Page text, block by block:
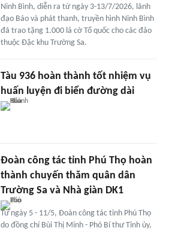
Ninh Bình, diễn ra từ ngày 3-13/7/2026, lãnh
đạo Báo và phát thanh, truyền hình Ninh Bình
đã trao tặng 1.000 lá cờ Tổ quốc cho các đảo
thuộc Đặc khu Trường Sa.
Tàu 936 hoàn thành tốt nhiệm vụ
huấn luyện đi biển đường dài
Đoàn công tác tỉnh Phú Thọ hoàn
thành chuyến thăm quân dân
Trường Sa và Nhà giàn DK1
Từ ngày 5 - 11/5, Đoàn công tác tỉnh Phú Thọ
do đồng chí Bùi Thị Minh - Phó Bí thư Tỉnh ủy,